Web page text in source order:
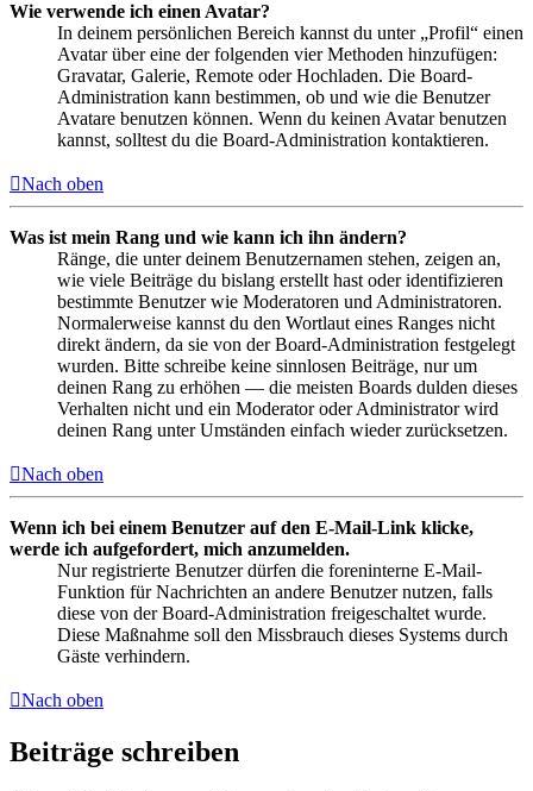
Wie verwende ich einen Avatar?
In deinem persönlichen Bereich kannst du unter „Profil“ einen
Avatar über eine der folgenden vier Methoden hinzufügen:
Gravatar, Galerie, Remote oder Hochladen. Die Board-
Administration kann bestimmen, ob und wie die Benutzer
Avatare benutzen können. Wenn du keinen Avatar benutzen
kannst, solltest du die Board-Administration kontaktieren.
Nach oben
Was ist mein Rang und wie kann ich ihn ändern?
Ränge, die unter deinem Benutzernamen stehen, zeigen an,
wie viele Beiträge du bislang erstellt hast oder identifizieren
bestimmte Benutzer wie Moderatoren und Administratoren.
Normalerweise kannst du den Wortlaut eines Ranges nicht
direkt ändern, da sie von der Board-Administration festgelegt
wurden. Bitte schreibe keine sinnlosen Beiträge, nur um
deinen Rang zu erhöhen — die meisten Boards dulden dieses
Verhalten nicht und ein Moderator oder Administrator wird
deinen Rang unter Umständen einfach wieder zurücksetzen.
Nach oben
Wenn ich bei einem Benutzer auf den E-Mail-Link klicke,
werde ich aufgefordert, mich anzumelden.
Nur registrierte Benutzer dürfen die foreninterne E-Mail-
Funktion für Nachrichten an andere Benutzer nutzen, falls
diese von der Board-Administration freigeschaltet wurde.
Diese Maßnahme soll den Missbrauch dieses Systems durch
Gäste verhindern.
Nach oben
Beiträge schreiben